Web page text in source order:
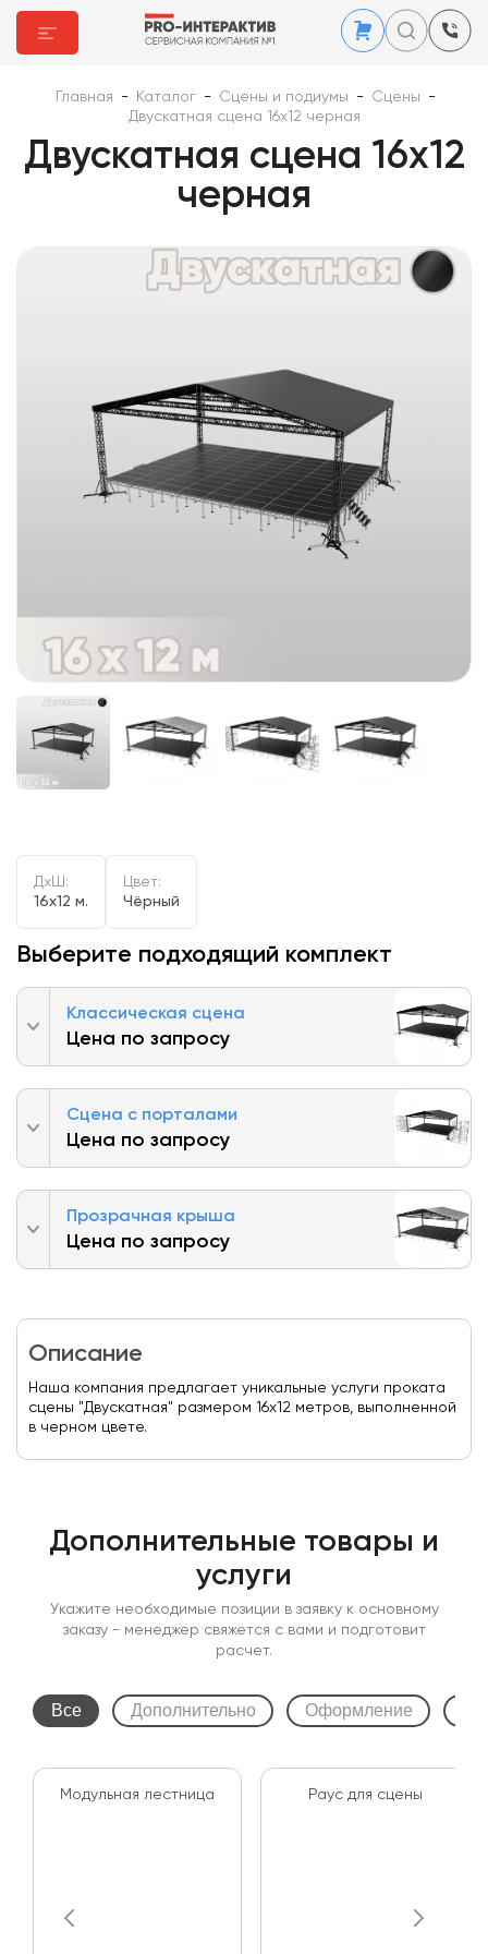
Главная - Каталог - Сцены и подиумы - Сцены
-
Двускатная сцена 16х12 черная
Двускатная сцена 16х12
черная
ДxШ:
16x12 м.
Цвет:
Чёрный
Выберите подходящий комплект
Классическая сцена
Цена по запросу
Сцена с порталами
Цена по запросу
Прозрачная крыша
Цена по запросу
Описание
Наша компания предлагает уникальные услуги проката
сцены "Двускатная" размером 16x12 метров, выполненной
в черном цвете.
Дополнительные товары и
услуги
Укажите необходимые позиции в заявку к основному
заказу - менеджер свяжется с вами и подготовит
расчет.
Все Дополнительно Оформление
Модульная лестница Раус для сцены